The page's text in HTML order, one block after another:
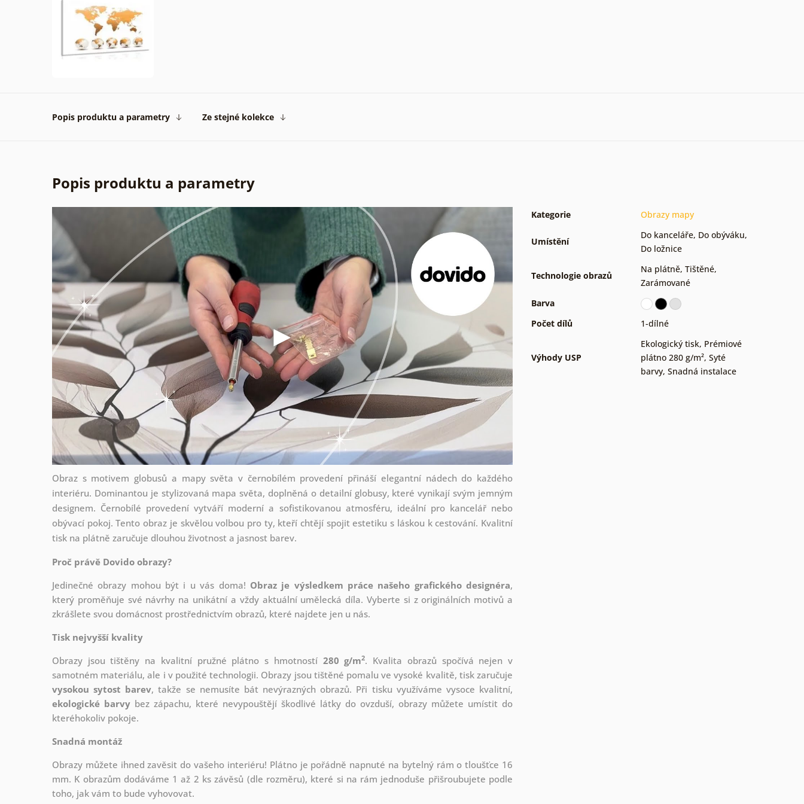
Popis produktu a parametry Ze stejné kolekce
Popis produktu a parametry
Obraz s motivem globusů a mapy světa v černobílém provedení přináší elegantní nádech do každého
interiéru. Dominantou je stylizovaná mapa světa, doplněná o detailní globusy, které vynikají svým jemným
designem. Černobílé provedení vytváří moderní a sofistikovanou atmosféru, ideální pro kancelář nebo
obývací pokoj. Tento obraz je skvělou volbou pro ty, kteří chtějí spojit estetiku s láskou k cestování. Kvalitní
tisk na plátně zaručuje dlouhou životnost a jasnost barev.
Proč právě Dovido obrazy?
Jedinečné obrazy mohou být i u vás doma! Obraz je výsledkem práce našeho grafického designéra,
který proměňuje své návrhy na unikátní a vždy aktuální umělecká díla. Vyberte si z originálních motivů a
zkrášlete svou domácnost prostřednictvím obrazů, které najdete jen u nás.
Tisk nejvyšší kvality
Obrazy jsou tištěny na kvalitní pružné plátno s hmotností 280 g/m2. Kvalita obrazů spočívá nejen v
samotném materiálu, ale i v použité technologii. Obrazy jsou tištěné pomalu ve vysoké kvalitě, tisk zaručuje
vysokou sytost barev, takže se nemusíte bát nevýrazných obrazů. Při tisku využíváme vysoce kvalitní,
ekologické barvy bez zápachu, které nevypouštějí škodlivé látky do ovzduší, obrazy můžete umístit do
kteréhokoliv pokoje.
Snadná montáž
Obrazy můžete ihned zavěsit do vašeho interiéru! Plátno je pořádně napnuté na bytelný rám o tloušťce 16
mm. K obrazům dodáváme 1 až 2 ks závěsů (dle rozměru), které si na rám jednoduše přišroubujete podle
toho, jak vám to bude vyhovovat.
Kategorie Obrazy mapy
Umístění
Do kanceláře, Do obýváku,
Do ložnice
Technologie obrazů
Na plátně, Tištěné,
Zarámované
Barva
Počet dílů
1-dílné
Výhody USP
Ekologický tisk, Prémiové
plátno 280 g/m², Syté
barvy, Snadná instalace